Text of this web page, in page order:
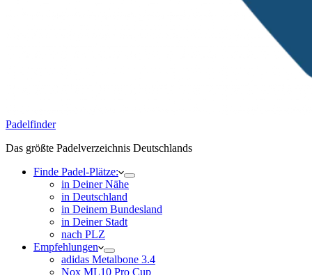
Padelfinder
Das größte Padelverzeichnis Deutschlands
Finde Padel-Plätze:
in Deiner Nähe
in Deutschland
in Deinem Bundesland
in Deiner Stadt
nach PLZ
Empfehlungen
adidas Metalbone 3.4
Nox ML10 Pro Cup